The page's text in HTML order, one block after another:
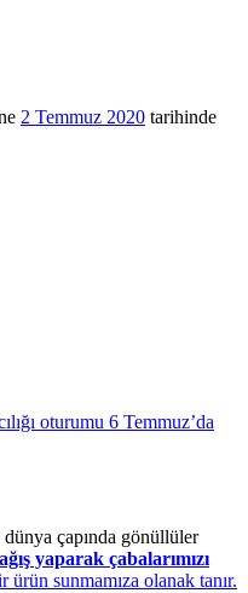
2 Temmuz 2020 tarihinde
oturumu 6 Temmuz’da
çapında gönüllüler
yaparak çabalarımızı
ürün sunmamıza olanak tanır.